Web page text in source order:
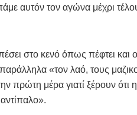
αυτόν τον αγώνα μέχρι
στο κενό όπως πέφτει και ο
«τον λαό, τους
πρώτη μέρα γιατί ξέρουν ότι
αντίπαλο».